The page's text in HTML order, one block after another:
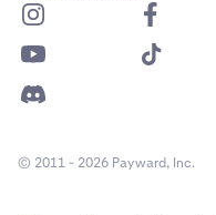
© 2011 - 2026 Payward, Inc.